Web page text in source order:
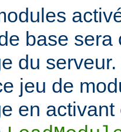
base sera
du
jeu de
en